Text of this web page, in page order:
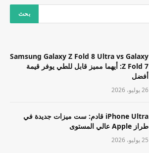
Samsung Galaxy Z Fold 8 Ultra vs Galaxy
Z Fold 7: أيهما مميز قابل للطي يوفر قيمة
أفضل
26 يوليو، 2026
iPhone Ultra قادم: ست ميزات جديدة في
طراز Apple عالي المستوى
25 يوليو، 2026